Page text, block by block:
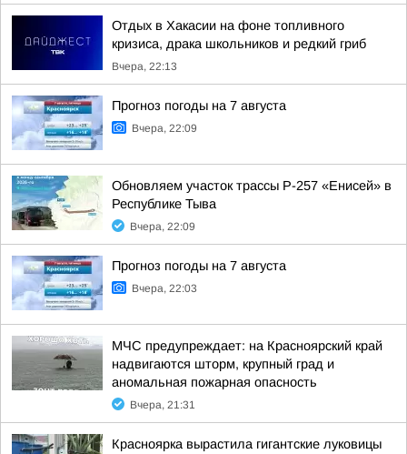
Отдых в Хакасии на фоне топливного
кризиса, драка школьников и редкий гриб
Вчера, 22:13
Прогноз погоды на 7 августа
Вчера, 22:09
Обновляем участок трассы Р-257 «Енисей» в
Республике Тыва
Вчера, 22:09
Прогноз погоды на 7 августа
Вчера, 22:03
МЧС предупреждает: на Красноярский край
надвигаются шторм, крупный град и
аномальная пожарная опасность
Вчера, 21:31
Красноярка вырастила гигантские луковицы